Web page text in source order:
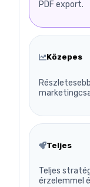
PDF export.
Közepes
Teljes
Teljes
érzelemmel